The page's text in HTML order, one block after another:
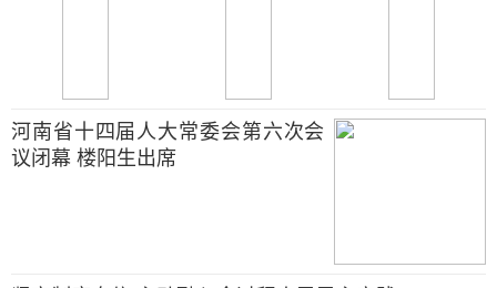
河南省十四届人大常委会第六次会
议闭幕 楼阳生出席